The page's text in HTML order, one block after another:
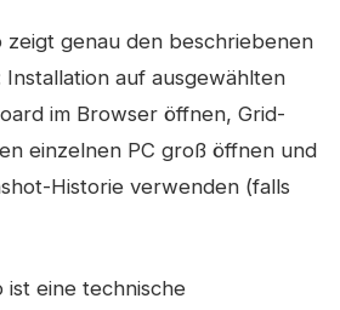
zeigt genau den beschriebenen
auf ausgewählten
im Browser öffnen, Grid-
einzelnen PC groß öffnen und
Historie verwenden (falls
ist eine technische